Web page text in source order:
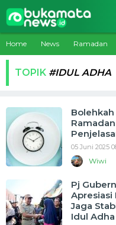
Home News Ramadan
TOPIK #IDUL ADHA
Bolehkah
05 Juni 2025
Wiwi
Pj
Apresiasi
Jaga
Idul Adha